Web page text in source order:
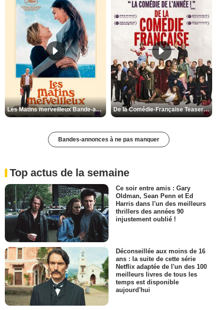
Les Matins merveilleux Bande-annonce VF De la Comédie-Française Teaser VF
Bandes-annonces à ne pas manquer
Top actus de la semaine
Ce soir entre amis : Gary
Oldman, Sean Penn et Ed
Harris dans l'un des meilleurs
thrillers des années 90
injustement oublié !
Déconseillée aux moins de 16
ans : la suite de cette série
Netflix adaptée de l'un des 100
meilleurs livres de tous les
temps est disponible
aujourd'hui